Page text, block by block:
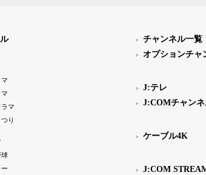
マ
り
球
チャンネル一覧
オプションチャ
J:テレ
J:COMチャン
ケーブル4K
J:COM